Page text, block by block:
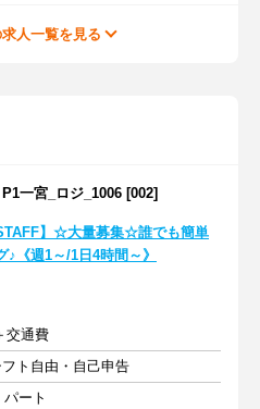
人一覧を見る
一宮_ロジ_1006 [002]
STAFF】☆大量募集☆誰でも簡単
♪《週1～/1日4時間～》
交通費
ト自由・自己申告
ート